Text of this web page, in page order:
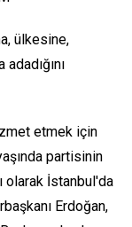
ülkesine,
etmek için
partisinin
olarak İstanbul'da
Erdoğan,